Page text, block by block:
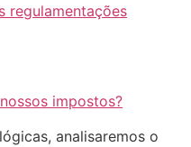
regulamentações
impostos?
analisaremos o